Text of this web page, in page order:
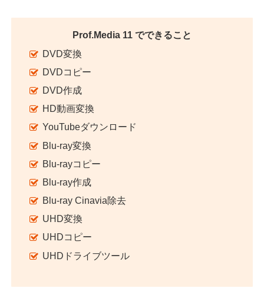
Prof.Media 11 でできること
DVD変換
DVDコピー
DVD作成
HD動画変換
YouTubeダウンロード
Blu-ray変換
Blu-rayコピー
Blu-ray作成
Blu-ray Cinavia除去
UHD変換
UHDコピー
UHDドライブツール